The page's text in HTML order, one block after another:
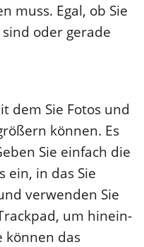
muss. Egal, ob Sie
oder gerade
dem Sie Fotos und
können. Es
Sie einfach die
ein, in das Sie
verwenden Sie
um hinein-
können das